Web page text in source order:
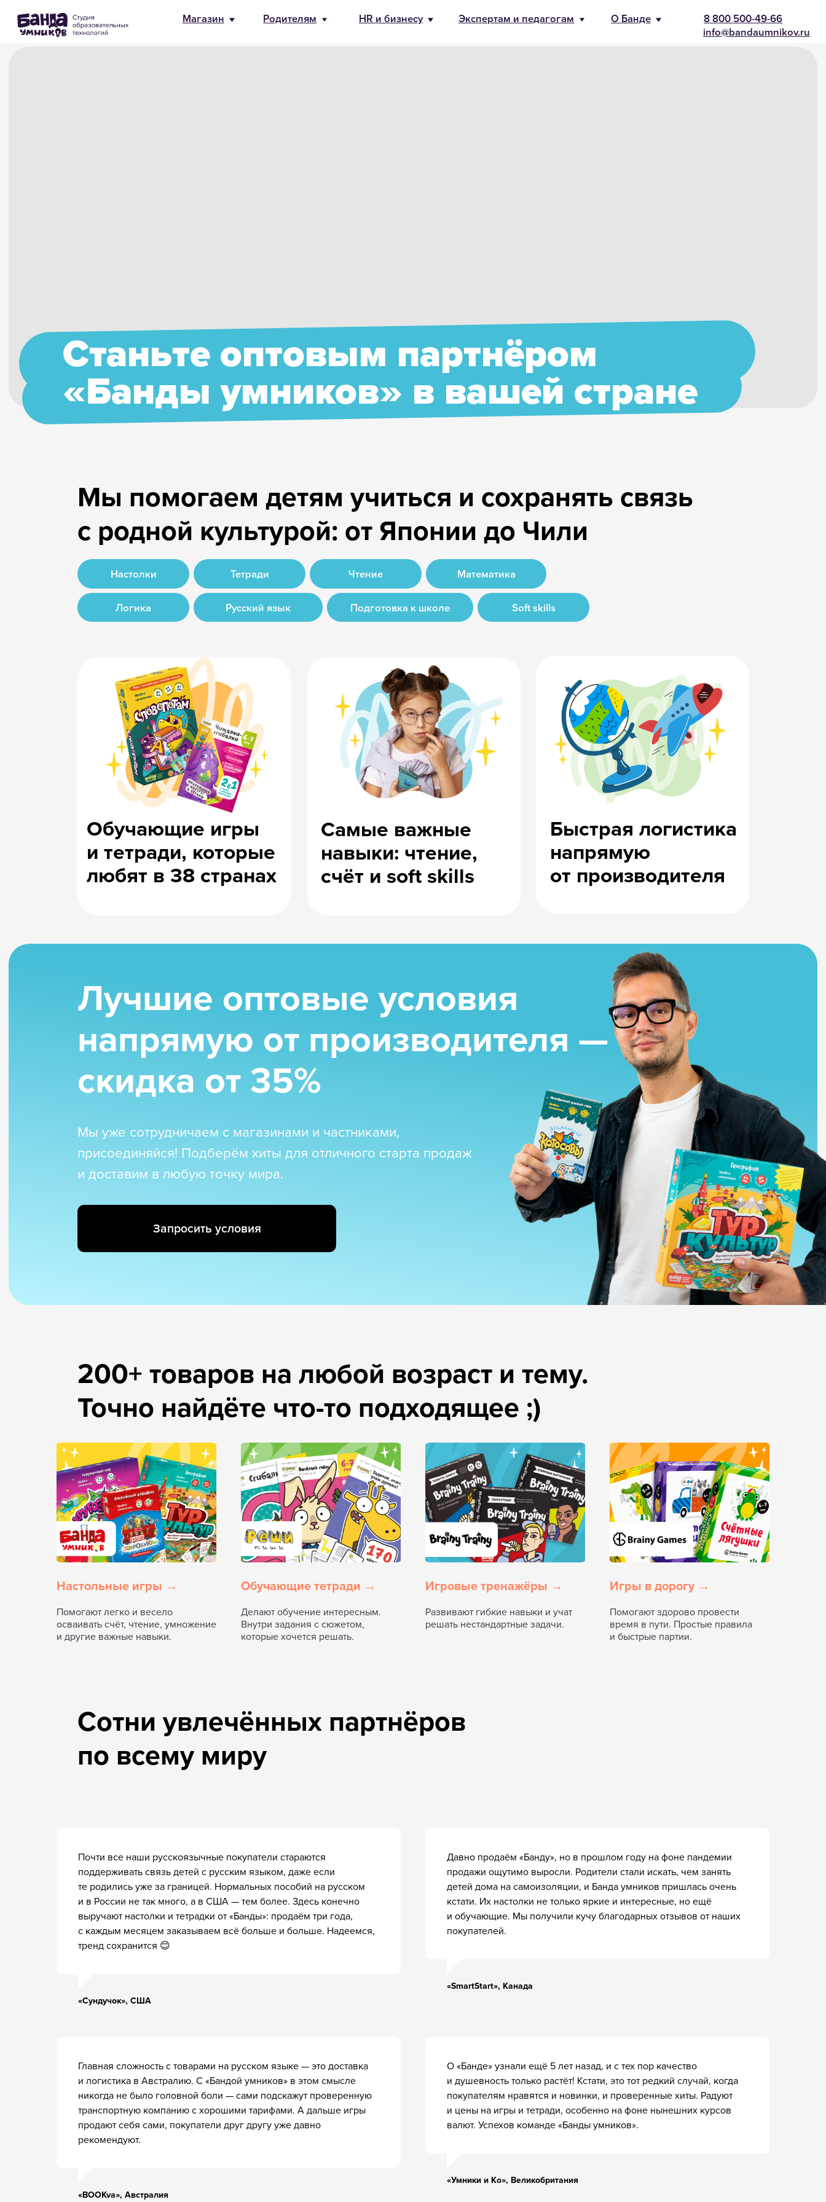
info@bandaumnikov.ru
Экспертам и педагогам О Банде
Родителям HR и бизнесу
Мы помогаем детям учиться и сохранять связь
с родной культурой: от Японии до Чили
Тетради
Обучающие игры
и тетради, которые
любят в 38 странах
Самые важные
навыки: чтение,
счёт и soft skills
Быстрая логистика
напрямую
от производителя
Лучшие оптовые условия
напрямую от производителя —
скидка от 35%
Мы уже сотрудничаем с магазинами и частниками,
присоединяйся! Подберём хиты для отличного старта продаж
и доставим в любую точку мира.
Запросить условия
200+ товаров на любой возраст и тему.
Точно найдёте что-то подходящее ;)
Настольные игры →
Помогают легко и весело
осваивать счёт, чтение, умножение
и другие важные навыки.
Обучающие тетради →
Делают обучение интересным.
Внутри задания с сюжетом,
которые хочется решать.
Игровые тренажёры →
Развивают гибкие навыки и учат
решать нестандартные задачи.
Игры в дорогу →
Помогают здорово провести
время в пути. Простые правила
и быстрые партии.
Сотни увлечённых партнёров
по всему миру
Почти все наши русскоязычные покупатели стараются
поддерживать связь детей с русским языком, даже если
те родились уже за границей. Нормальных пособий на русском
и в России не так много, а в США — тем более. Здесь конечно
выручают настолки и тетрадки от «Банды»: продаём три года,
с каждым месяцем заказываем всё больше и больше. Надеемся,
тренд сохранится 😊
«Сундучок», США
Давно продаём «Банду», но в прошлом году на фоне пандемии
продажи ощутимо выросли. Родители стали искать, чем занять
детей дома на самоизоляции, и Банда умников пришлась очень
кстати. Их настолки не только яркие и интересные, но ещё
и обучающие. Мы получили кучу благодарных отзывов от наших
покупателей.
«SmartStart», Канада
Главная сложность с товарами на русском языке — это доставка
и логистика в Австралию. С «Бандой умников» в этом смысле
никогда не было головной боли — сами подскажут проверенную
транспортную компанию с хорошими тарифами. А дальше игры
продают себя сами, покупатели друг другу уже давно
рекомендуют.
«BOOKva», Австралия
О «Банде» узнали ещё 5 лет назад, и с тех пор качество
и душевность только растёт! Кстати, это тот редкий случай, когда
покупателям нравятся и новинки, и проверенные хиты. Радуют
и цены на игры и тетради, особенно на фоне нынешних курсов
валют. Успехов команде «Банды умников».
«Умники и Ко», Великобритания
Яркие материалы
и захотели поскорее их купить. Вам остаётся только разместить готовые материалы!
Студийные
фотографии
с детьми и играми
Фотографии игр
и их содержание
Видеоинструкции
От домашнего кружка
к мировой популярности
Он занялся темой обучения детей, когда стал вести
Игры «Банда умников» сделал один необычный папа
Сергей Пархоменко — психолог и эксперт по обучению,